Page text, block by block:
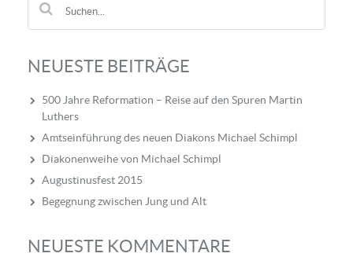
NEUESTE BEITRÄGE
500 Jahre Reformation – Reise auf den Spuren Martin
Luthers
Amtseinführung des neuen Diakons Michael Schimpl
Diakonenweihe von Michael Schimpl
Augustinusfest 2015
Begegnung zwischen Jung und Alt
NEUESTE KOMMENTARE